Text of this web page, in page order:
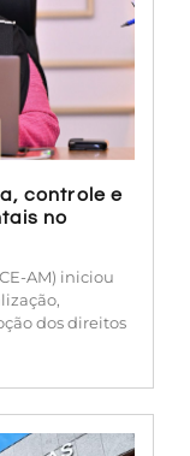
controle e
no
AM) iniciou
dos direitos